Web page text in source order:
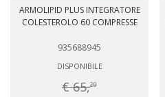
ARMOLIPID PLUS INTEGRATORE
COLESTEROLO 60 COMPRESSE
935688945
DISPONIBILE
€ 65,20